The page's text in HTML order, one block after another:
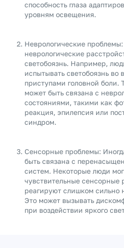
способность глаза
уровням освещения.
Неврологические
неврологические
светобоязнь. Например,
испытывать светобоязнь во
приступами головной боли.
может быть связана с
состояниями, такими как
реакция, эпилепсия или
синдром.
Сенсорные проблемы:
быть связана с
систем. Некоторые люди
чувствительные сенсорные
реагируют слишком сильно
Это может вызывать
при воздействии яркого